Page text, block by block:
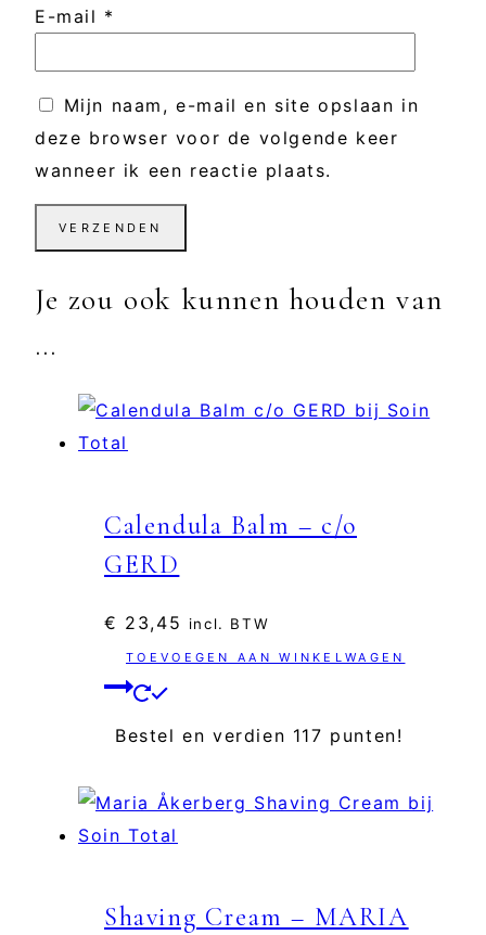
E-mail *
Mijn naam, e-mail en site opslaan in
deze browser voor de volgende keer
wanneer ik een reactie plaats.
Je zou ook kunnen houden van
…
Calendula Balm – c/o
GERD
€ 23,45 incl. BTW
TOEVOEGEN AAN WINKELWAGEN
Bestel en verdien 117 punten!
Shaving Cream – MARIA